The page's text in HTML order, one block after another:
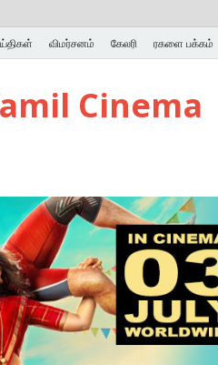
விமர்சனம் கேலரி ரகளை பக்கம்
Cinema